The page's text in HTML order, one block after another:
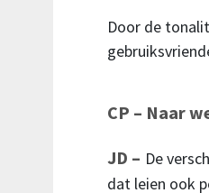
Door de
CP – Naar
JD – De
dat leien ook